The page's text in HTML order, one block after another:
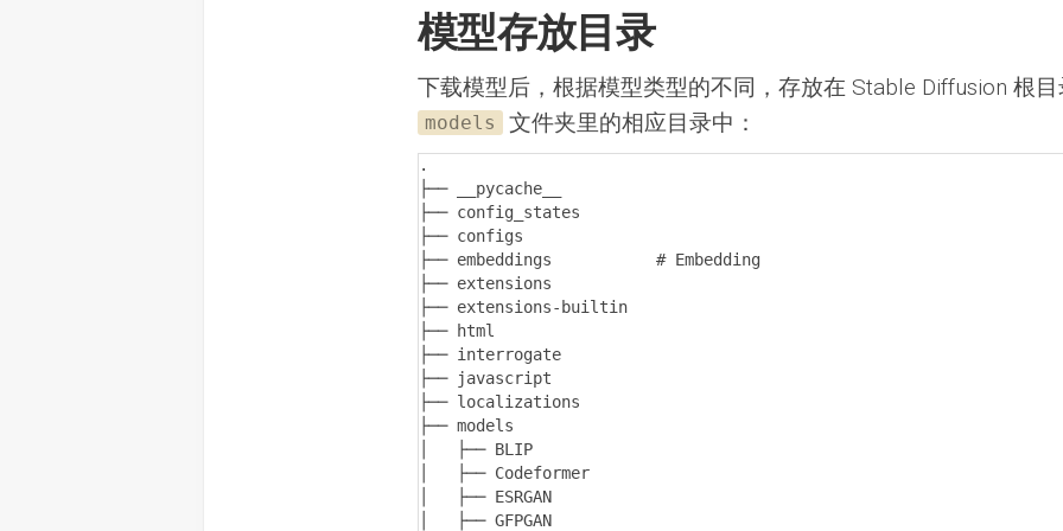
模型存放目录
下载模型后，根据模型类型的不同，存放在 Stable Diffusion 根
models 文件夹里的相应目录中：
.
├── __pycache__
├── config_states
├── configs
├── embeddings           # Embedding
├── extensions
├── extensions-builtin
├── html
├── interrogate
├── javascript
├── localizations
├── models
│   ├── BLIP
│   ├── Codeformer
│   ├── ESRGAN
│   ├── GFPGAN